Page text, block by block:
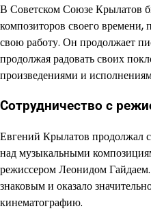
В Советском Союзе Крылатов
композиторов своего времени,
свою работу. Он продолжает
продолжая радовать своих
произведениями и
Сотрудничество с
Евгений Крылатов продолжал
над музыкальными
режиссером Леонидом
знаковым и оказало
кинематографию.